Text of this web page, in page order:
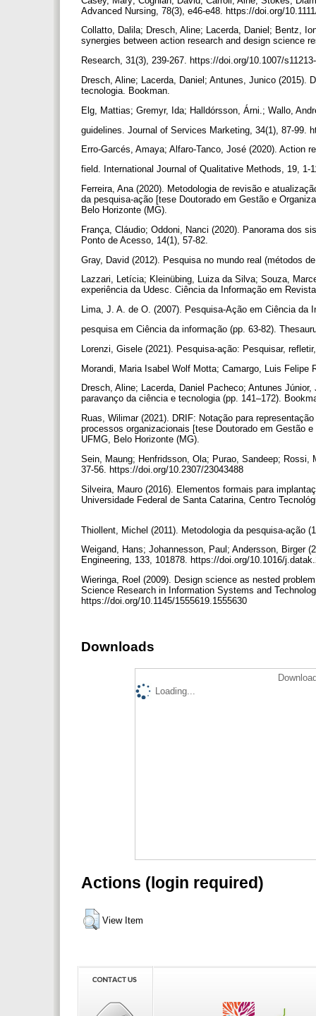
Advanced Nursing, 78(3), e46-e48. https://doi.org/
Collatto, Dalila; Dresch, Aline; Lacerda, Daniel; Bentz,
synergies between action research and design science
Research, 31(3), 239-267. https://doi.org/10.1007/
Dresch, Aline; Lacerda, Daniel; Antunes, Junico (2015).
tecnologia. Bookman.
Elg, Mattias; Gremyr, Ida; Halldórsson, Árni.; Wallo,
guidelines. Journal of Services Marketing, 34(1), 87-99.
Erro-Garcés, Amaya; Alfaro-Tanco, José (2020). Action
field. International Journal of Qualitative Methods, 19, 1-
Ferreira, Ana (2020). Metodologia de revisão e
da pesquisa-ação [tese Doutorado em Gestão e
Belo Horizonte (MG).
França, Cláudio; Oddoni, Nanci (2020). Panorama dos
Ponto de Acesso, 14(1), 57-82.
Gray, David (2012). Pesquisa no mundo real (métodos
Lazzari, Letícia; Kleinübing, Luiza da Silva; Souza,
experiência da Udesc. Ciência da Informação em
Lima, J. A. de O. (2007). Pesquisa-Ação em Ciência
pesquisa em Ciência da informação (pp. 63-82).
Lorenzi, Gisele (2021). Pesquisa-ação: Pesquisar,
Morandi, Maria Isabel Wolf Motta; Camargo, Luis
Dresch, Aline; Lacerda, Daniel Pacheco; Antunes
paravanço da ciência e tecnologia (pp. 141–172).
Ruas, Wilimar (2021). DRIF: Notação para
processos organizacionais [tese Doutorado em Gestão
UFMG, Belo Horizonte (MG).
Sein, Maung; Henfridsson, Ola; Purao, Sandeep; Rossi,
37-56. https://doi.org/10.2307/23043488
Silveira, Mauro (2016). Elementos formais para
Universidade Federal de Santa Catarina, Centro
Thiollent, Michel (2011). Metodologia da pesquisa-ação
Weigand, Hans; Johannesson, Paul; Andersson, Birger
Engineering, 133, 101878. https://doi.org/10.1016/
Wieringa, Roel (2009). Design science as nested
Science Research in Information Systems and
https://doi.org/10.1145/1555619.1555630
Downloads
Loading...
Actions (login required)
View Item